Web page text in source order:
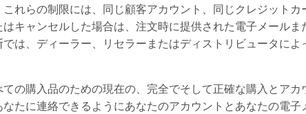
れらの制限には、同じ顧客アカウント、同じクレジット
キャンセルした場合は、注文時に提供された電子メール
は、ディーラー、リセラーまたはディストリビュータに
の購入品のための現在の、完全でそして正確な購入とア
たに連絡できるようにあなたのアカウントとあなたの電